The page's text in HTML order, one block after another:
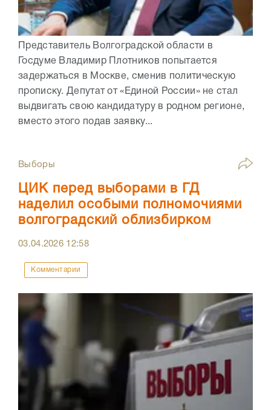
Представитель Волгоградской области в
Госдуме Владимир Плотников попытается
задержаться в Москве, сменив политическую
прописку. Депутат от «Единой России» не стал
выдвигать свою кандидатуру в родном регионе,
вместо этого подав заявку...
Выборы
ЦИК перед выборами в ГД
наделил особыми полномочиями
волгоградский облизбирком
03.04.2026 12:58
Комментарии